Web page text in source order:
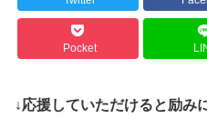
Pocket
↓応援していただけると励み